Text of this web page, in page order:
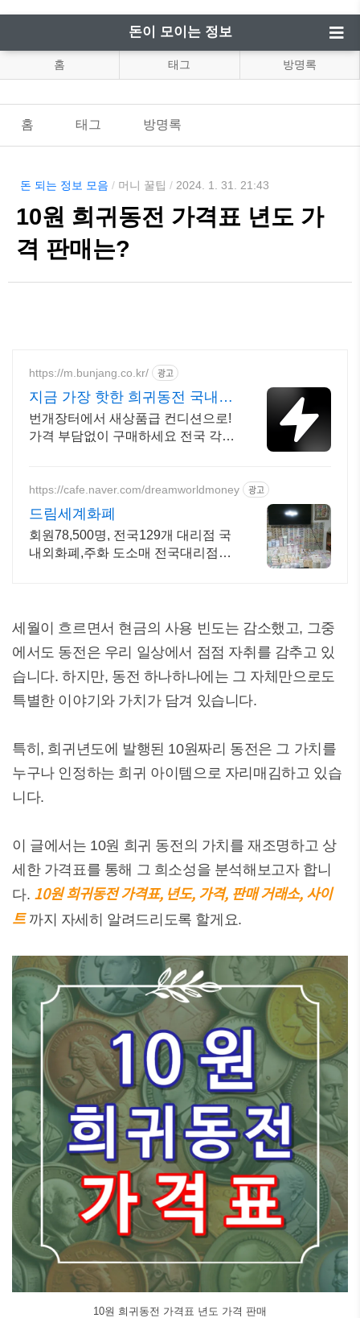
돈이 모이는 정보
홈 태그 방명록
홈 태그 방명록
돈 되는 정보 모음 / 머니 꿀팁 / 2024. 1. 31. 21:43
10원 희귀동전 가격표 년도 가
격 판매는?
https://m.bunjang.co.kr/ 광고
지금 가장 핫한 희귀동전 국내
최대 브랜드 중고거래
번개장터에서 새상품급 컨디션으로!
가격 부담없이 구매하세요 전국 각지
https://cafe.naver.com/dreamworldmoney 광고
드림세계화폐
회원78,500명, 전국129개 대리점 국
내외화폐,주화 도소매 전국대리점상
세월이 흐르면서 현금의 사용 빈도는 감소했고, 그중
에서도 동전은 우리 일상에서 점점 자취를 감추고 있
습니다. 하지만, 동전 하나하나에는 그 자체만으로도
특별한 이야기와 가치가 담겨 있습니다.
특히, 희귀년도에 발행된 10원짜리 동전은 그 가치를
누구나 인정하는 희귀 아이템으로 자리매김하고 있습
니다.
이 글에서는 10원 희귀 동전의 가치를 재조명하고 상
세한 가격표를 통해 그 희소성을 분석해보고자 합니
다. 10원 희귀동전 가격표, 년도, 가격, 판매 거래소, 사이
트 까지 자세히 알려드리도록 할게요.
10원 희귀동전 가격표 년도 가격 판매